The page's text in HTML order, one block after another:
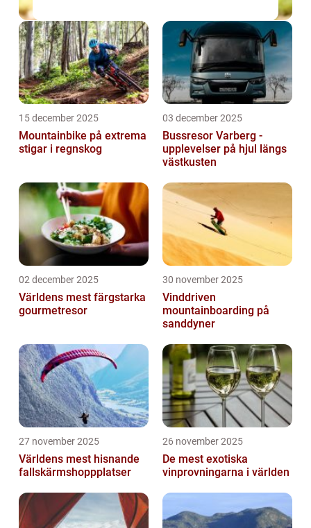
15 december 2025
Mountainbike på extrema
stigar i regnskog
03 december 2025
Bussresor Varberg -
upplevelser på hjul längs
västkusten
02 december 2025
Världens mest färgstarka
gourmetresor
30 november 2025
Vinddriven
mountainboarding på
sanddyner
27 november 2025
Världens mest hisnande
fallskärmshoppplatser
26 november 2025
De mest exotiska
vinprovningarna i världen